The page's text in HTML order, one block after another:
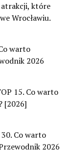
atrakcji, które
Wrocławiu.
warto
2026
15. Co warto
[2026]
Co warto
2026